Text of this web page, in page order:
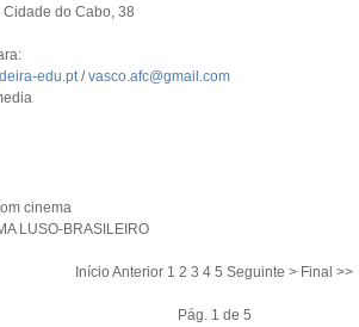
do Cabo, 38
edu.pt /vasco.afc@gmail.com
cinema
LUSO-BRASILEIRO
Início Anterior 1 2 3 4 5 Seguinte > Final >>
Pág. 1 de 5